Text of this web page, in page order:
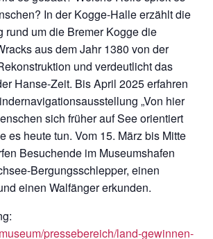
In der Kogge-Halle erzählt die
rund um die Bremer Kogge die
aus dem Jahr 1380 von der
und verdeutlicht das
Hanse-Zeit. Bis April 2025 erfahren
„Von hier
sich früher auf See orientiert
es heute tun. Vom 15. März bis Mitte
Besuchende im Museumshafen
Bergungsschlepper, einen
einen Walfänger erkunden.
pressebereich/land-gewinnen-